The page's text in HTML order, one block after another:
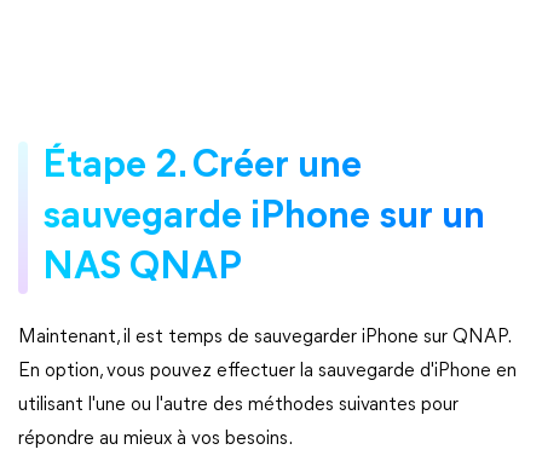
Étape 2. Créer une
sauvegarde iPhone sur un
NAS QNAP
Maintenant, il est temps de sauvegarder iPhone sur QNAP.
En option, vous pouvez effectuer la sauvegarde d'iPhone en
utilisant l'une ou l'autre des méthodes suivantes pour
répondre au mieux à vos besoins.